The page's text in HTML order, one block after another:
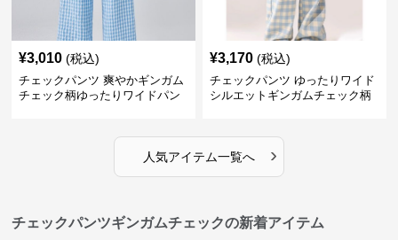
¥3,010 (税込)
チェックパンツ 爽やかギンガム
チェック柄ゆったりワイドパン
¥3,170 (税込)
チェックパンツ ゆったりワイド
シルエットギンガムチェック柄
人気アイテム一覧へ ›
チェックパンツギンガムチェックの新着アイテム